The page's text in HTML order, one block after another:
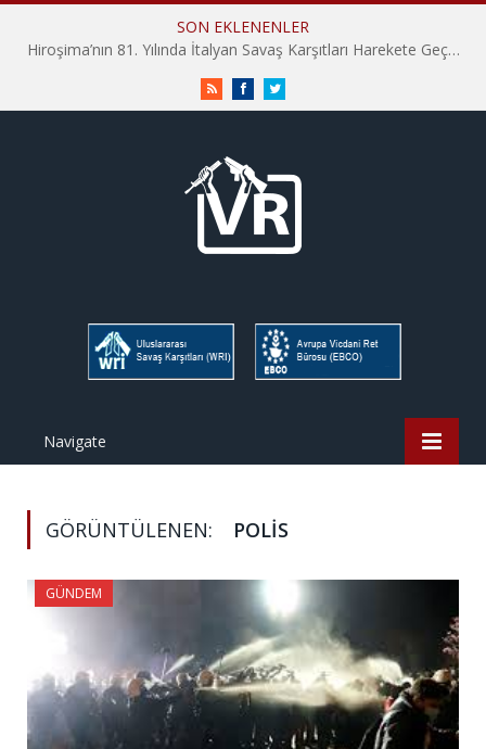
SON EKLENENLER
Hiroşima’nın 81. Yılında İtalyan Savaş Karşıtları Harekete Geçti: “Hatırlamak yeterli değil”
RSS FacebookTwitter
Navigate
GÖRÜNTÜLENEN: POLIS
GÜNDEM